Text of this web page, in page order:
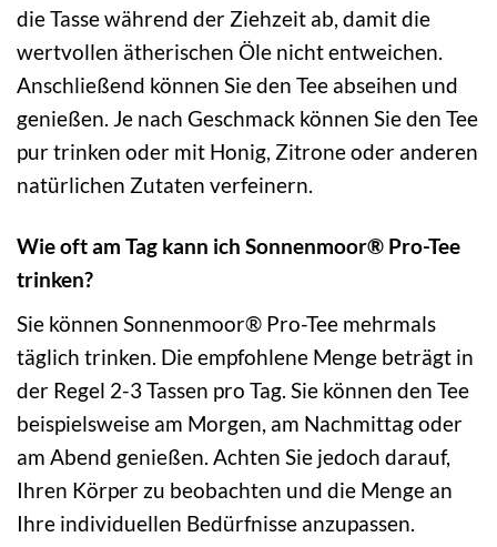
die Tasse während der Ziehzeit ab, damit die
wertvollen ätherischen Öle nicht entweichen.
Anschließend können Sie den Tee abseihen und
genießen. Je nach Geschmack können Sie den Tee
pur trinken oder mit Honig, Zitrone oder anderen
natürlichen Zutaten verfeinern.
Wie oft am Tag kann ich Sonnenmoor® Pro-Tee
trinken?
Sie können Sonnenmoor® Pro-Tee mehrmals
täglich trinken. Die empfohlene Menge beträgt in
der Regel 2-3 Tassen pro Tag. Sie können den Tee
beispielsweise am Morgen, am Nachmittag oder
am Abend genießen. Achten Sie jedoch darauf,
Ihren Körper zu beobachten und die Menge an
Ihre individuellen Bedürfnisse anzupassen.